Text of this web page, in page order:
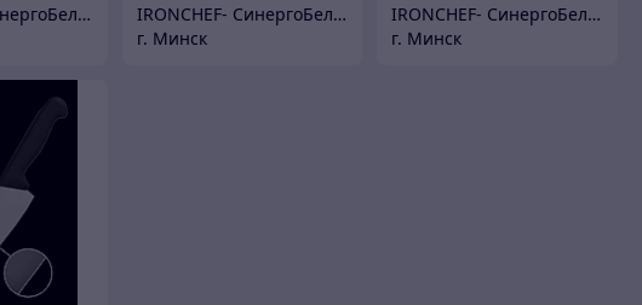
IRONCHEF- СинергоБелСервис (для юр.лиц)
IRONCHEF- СинергоБелСервис (для юр.лиц)
г. Минск
IRONCHEF- СинергоБелСервис (для юр.лиц)
г. Минск